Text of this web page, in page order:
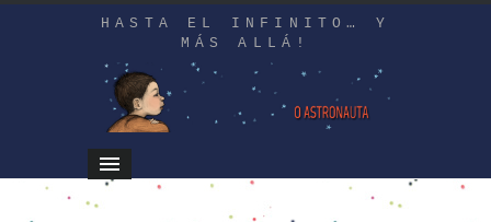
HASTA EL INFINITO… Y
MÁS ALLÁ!